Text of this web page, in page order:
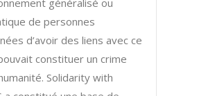
généralisé ou
de personnes
d’avoir des liens avec ce
constituer un crime
Solidarity with